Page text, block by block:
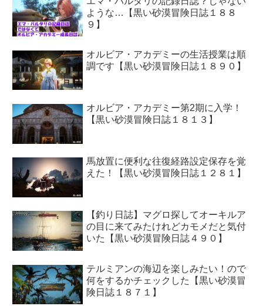
ような…【黒い砂漠冒険日誌１８８
９】
オルビア・アカデミーの生活授業は順
調です【黒い砂漠冒険日誌１８９０】
オルビア・アカデミー第2期に入学！
【黒い砂漠冒険日誌１８１３】
馬放置に便利な往復経路設定保存を覚
えた！【黒い砂漠冒険日誌１２８１】
【釣り日誌】マグロ探してオーキルア
の目に来てみたけれどカモメだと気付
いた【黒い砂漠冒険日誌４９０】
テルミアンの海辺を楽しみたい！ので
何をするかチェックした【黒い砂漠冒
険日誌１８７１】